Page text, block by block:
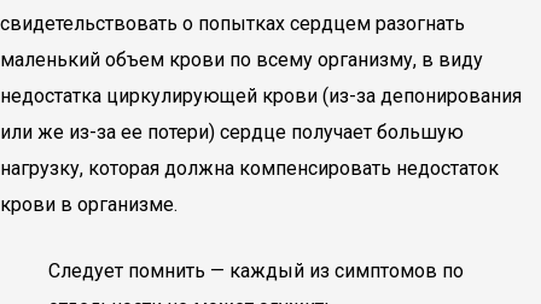
свидетельствовать о попытках сердцем разогнать
маленький объем крови по всему организму, в виду
недостатка циркулирующей крови (из-за депонирования
или же из-за ее потери) сердце получает большую
нагрузку, которая должна компенсировать недостаток
крови в организме.
Следует помнить — каждый из симптомов по